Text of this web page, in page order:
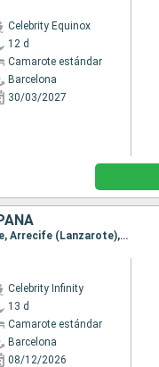
Celebrity Equinox
12 d
Camarote estándar
Barcelona
30/03/2027
Itinerario : Barcelona, Málaga, Tánger, Casablanca, Las Palmas, Santa Cruz de Tenerife, Arrecife (Lanzarote), Gibraltar, Barcelona
Celebrity Infinity
13 d
Camarote estándar
Barcelona
08/12/2026